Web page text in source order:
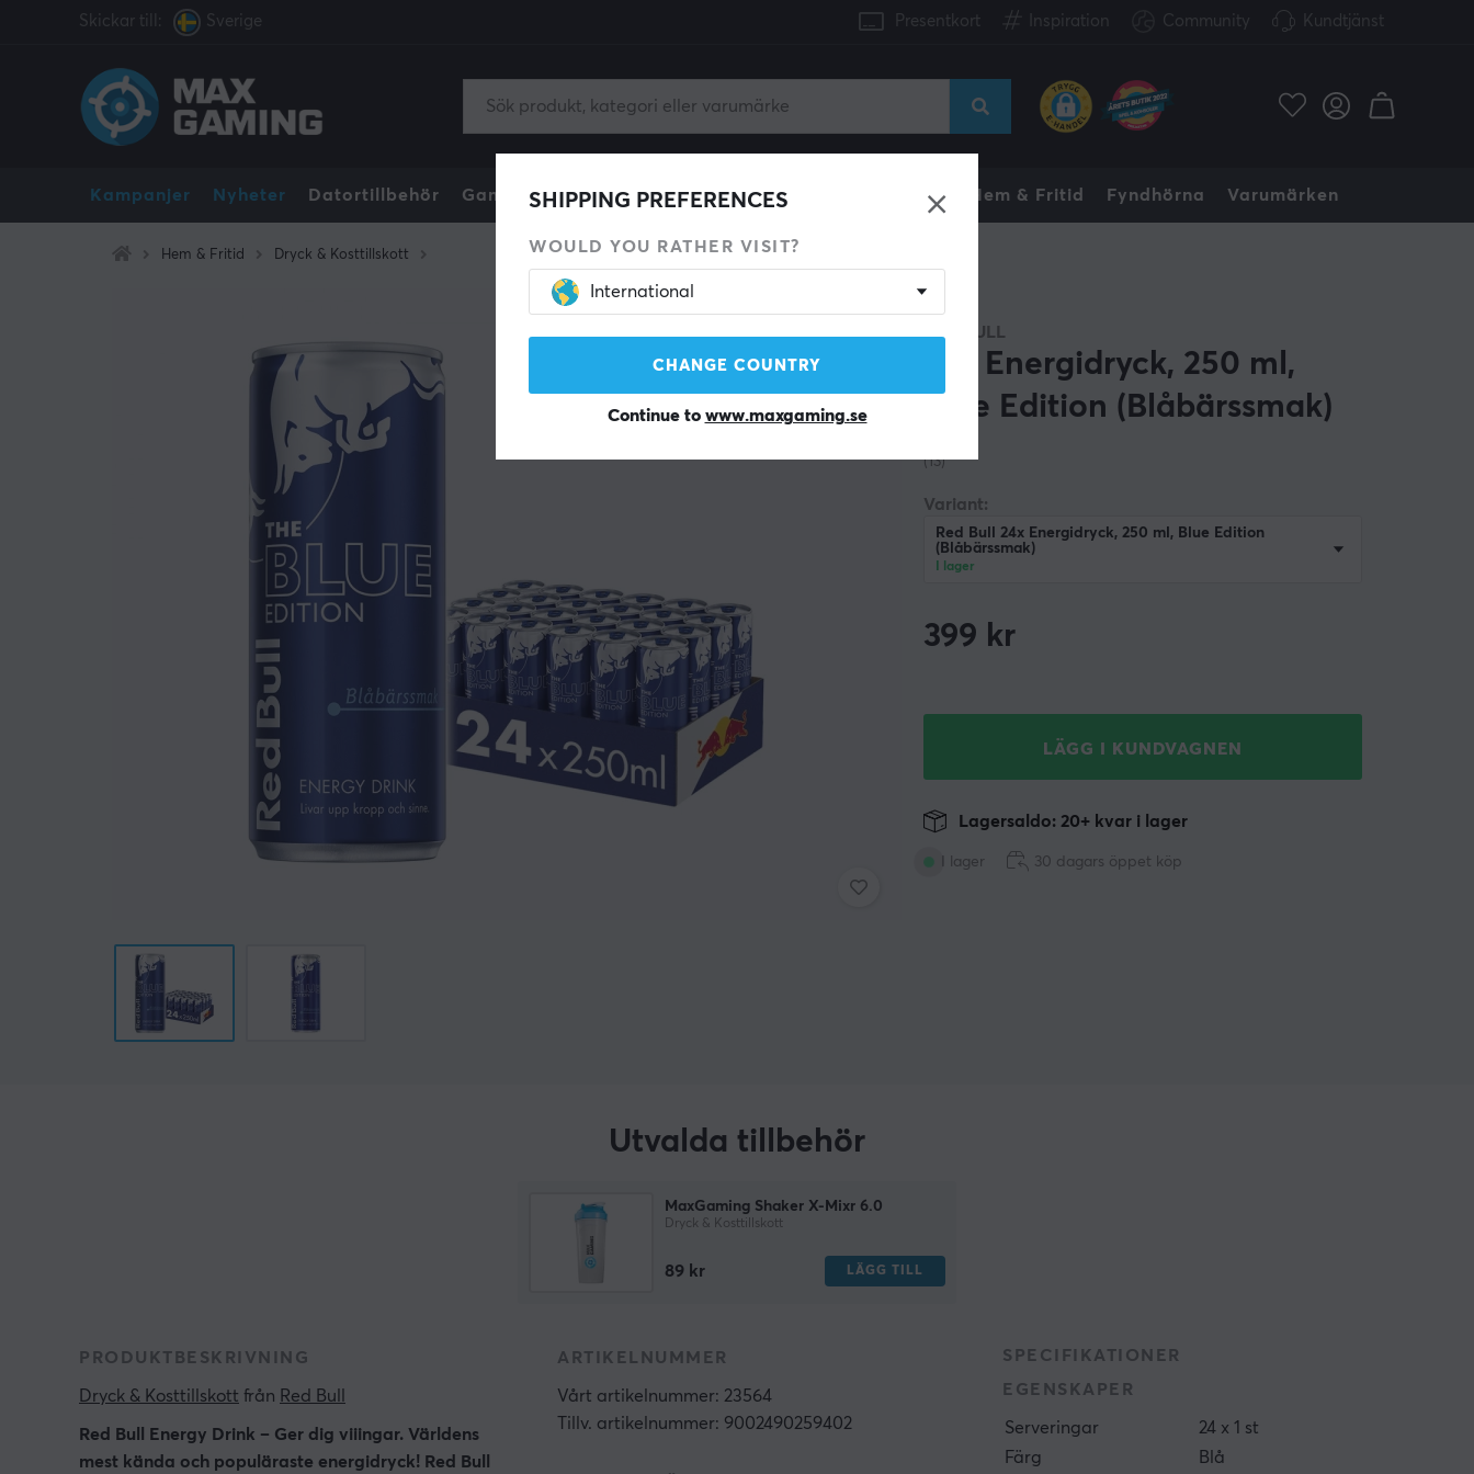
Skickar till: Sverige Presentkort Inspiration Community Kundtjänst
Kampanjer Nyheter Datortillbehör Gamingdator Konsol Gamingstol Mobiltillbehör Hem & Fritid Fyndhörna Varumärken
SHIPPING PREFERENCES
WOULD YOU RATHER VISIT?
International
CHANGE COUNTRY
Continue to www.maxgaming.se
Hem & Fritid Dryck & Kosttillskott
RED BULL
24x Energidryck, 250 ml,
Blue Edition (Blåbärssmak)
(13)
Variant:
Red Bull 24x Energidryck, 250 ml, Blue Edition
(Blåbärssmak)
I lager
399 kr
LÄGG I KUNDVAGNEN
I lager
Lagersaldo: 20+ kvar i lager
30 dagars öppet köp
Utvalda tillbehör
MaxGaming Shaker X-Mixr 6.0
Dryck & Kosttillskott
89 kr LÄGG TILL
PRODUKTBESKRIVNING
Dryck & Kosttillskott från Red Bull
Red Bull Energy Drink – Ger dig viiingar. Världens
mest kända och populäraste energidryck! Red Bull
ARTIKELNUMMER
Vårt artikelnummer: 23564
Tillv. artikelnummer: 9002490259402
SPECIFIKATIONER
EGENSKAPER
Serveringar
24 x 1 st
Färg
Blå